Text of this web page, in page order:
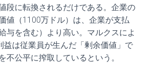
段に転換されるだけである。企業の
値（1100万ドル）は、企業が支払
与を含む）より高い。マルクスによ
益は従業員が生んだ「剰余価値」で
不公平に搾取しているという。